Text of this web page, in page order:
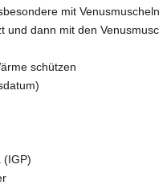
mit
dann mit den
schützen
(IGP)